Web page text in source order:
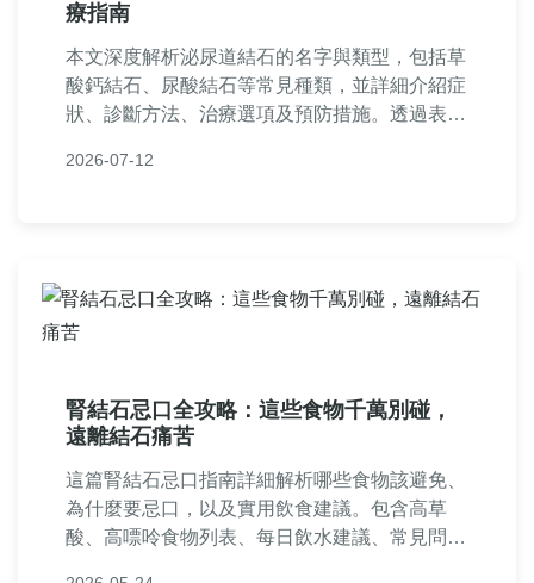
療指南
本文深度解析泌尿道結石的名字與類型，包括草
酸鈣結石、尿酸結石等常見種類，並詳細介紹症
狀、診斷方法、治療選項及預防措施。透過表格
所有疑問。
2026-07-12
腎結石忌口全攻略：這些食物千萬別碰，
遠離結石痛苦
這篇腎結石忌口指南詳細解析哪些食物該避免、
為什麼要忌口，以及實用飲食建議。包含高草
酸、高嘌呤食物列表、每日飲水建議、常見問